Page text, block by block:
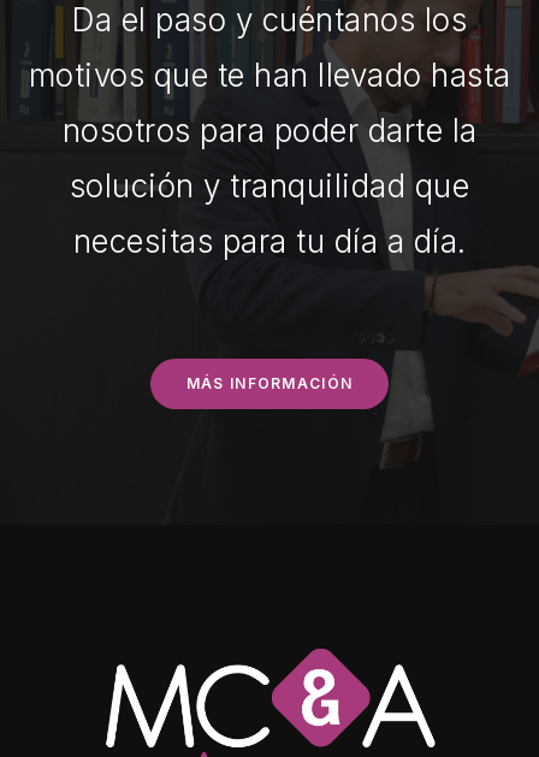
Da el paso y cuéntanos los
motivos que te han llevado hasta
nosotros para poder darte la
solución y tranquilidad que
necesitas para tu día a día.
MÁS INFORMACIÓN